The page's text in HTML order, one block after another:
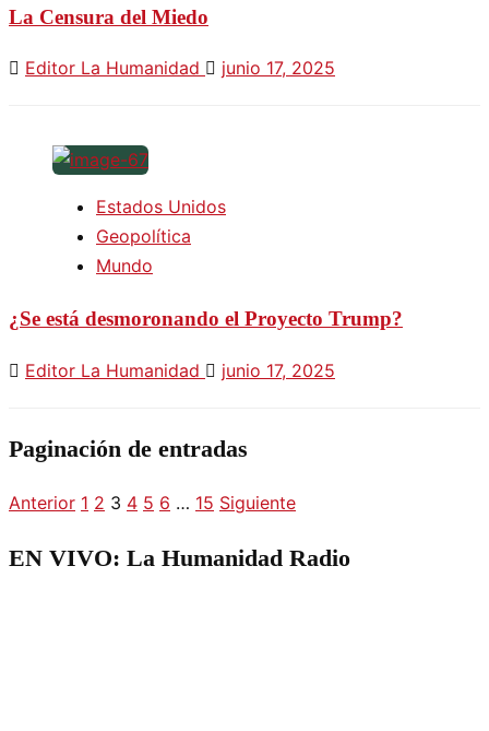
La Censura del Miedo
Editor La Humanidad junio 17, 2025
Estados Unidos
Geopolítica
Mundo
¿Se está desmoronando el Proyecto Trump?
Editor La Humanidad junio 17, 2025
Paginación de entradas
Anterior 1 2 3 4 5 6 … 15 Siguiente
EN VIVO: La Humanidad Radio